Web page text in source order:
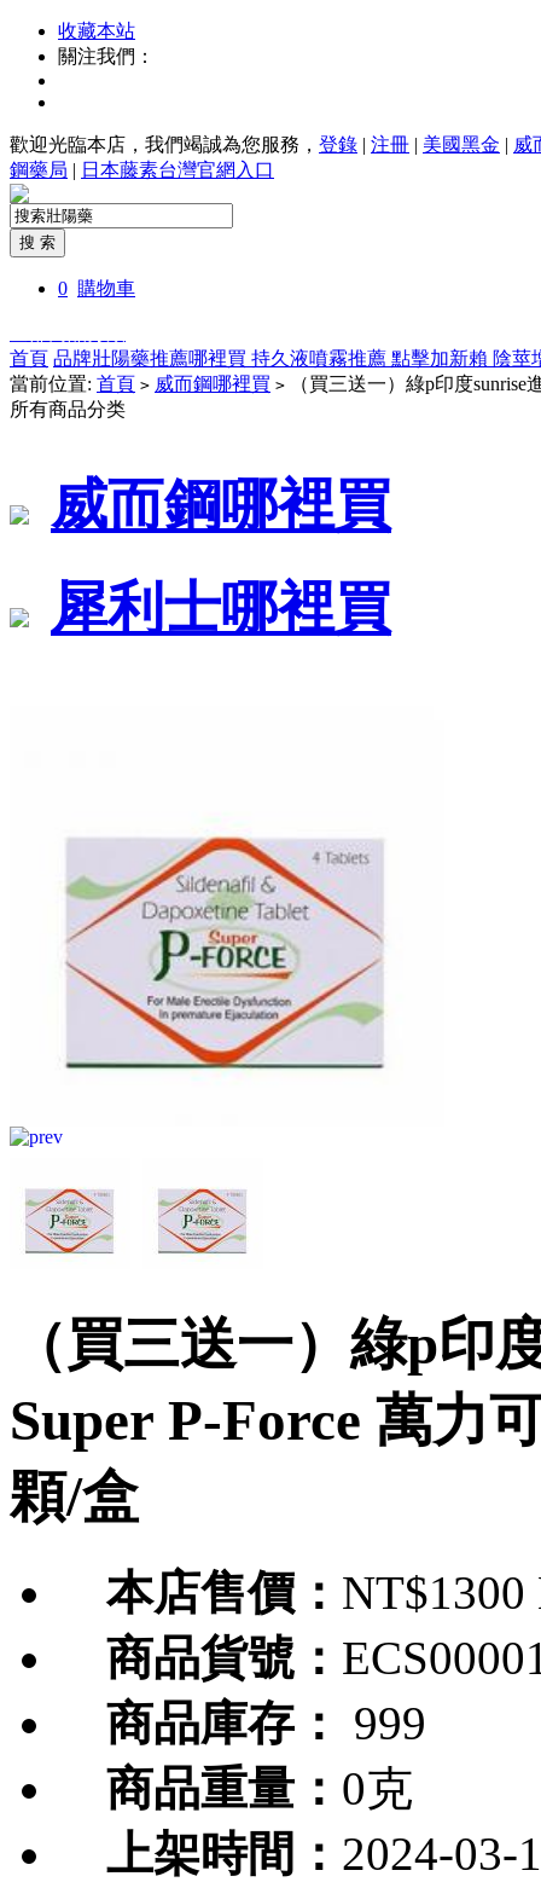
收藏本站
關注我們：
歡迎光臨本店，我們竭誠為您服務， 登錄 | 注冊 | 美國黑金 | 威
鋼藥局 | 日本藤素台灣官網入口
0 購物車
首頁 品牌壯陽藥推薦哪裡買 持久液噴霧推薦 點擊加新賴 陰莖
當前位置: 首頁 > 威而鋼哪裡買 > （買三送一）綠p印度sunrise
所有商品分类
威而鋼哪裡買
犀利士哪裡買
（買三送一）綠p印
Super P-Force 萬力
顆/盒
本店售價： NT$1300
商品貨號：
商品庫存：
999
商品重量： 0克
上架時間： 2024-03-